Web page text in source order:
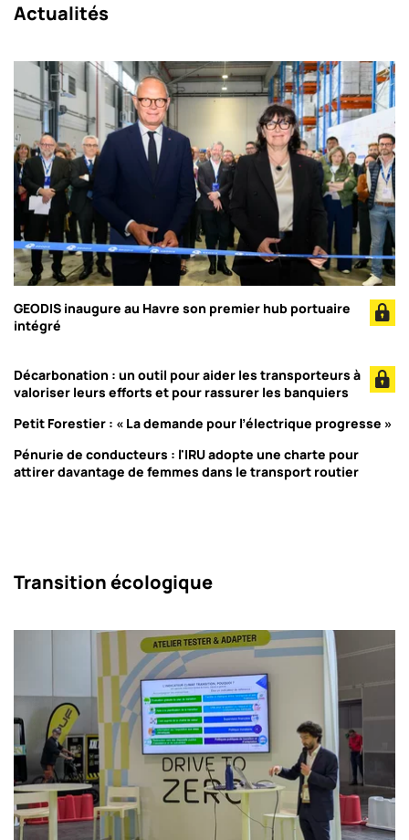
Actualités
GEODIS inaugure au Havre son premier hub portuaire
intégré
Décarbonation : un outil pour aider les transporteurs à
valoriser leurs efforts et pour rassurer les banquiers
Petit Forestier : « La demande pour l’électrique progresse »
Pénurie de conducteurs : l'IRU adopte une charte pour
attirer davantage de femmes dans le transport routier
Transition écologique